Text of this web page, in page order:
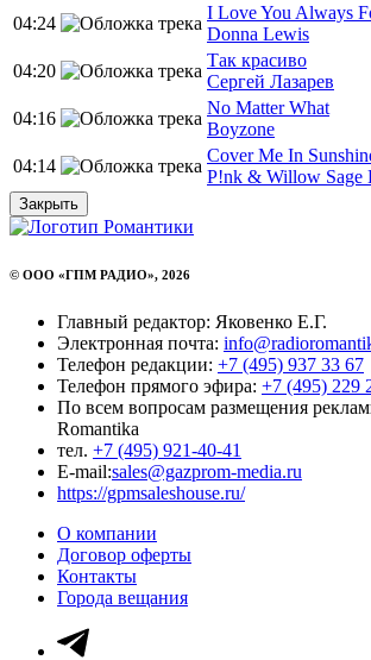
04:24
I Love You Always
Donna Lewis
04:20
Так красиво
Сергей Лазарев
04:16
No Matter What
Boyzone
04:14
Cover Me In
P!nk & Willow Sage
Закрыть
© ООО «ГПМ РАДИО», 2026
Главный редактор: Яковенко Е.Г.
Электронная почта:
Телефон редакции: +7 (495) 937 33 67
Телефон прямого эфира: +7 (495) 229
По всем вопросам размещения
Romantika
тел. +7 (495) 921-40-41
E-mail:sales@gazprom-media.ru
https://gpmsaleshouse.ru/
О компании
Договор оферты
Контакты
Города вещания